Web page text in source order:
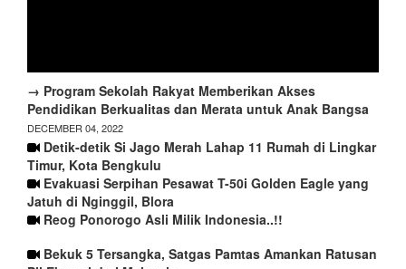
→ Program Sekolah Rakyat Memberikan Akses
Pendidikan Berkualitas dan Merata untuk Anak Bangsa
DECEMBER 04, 2022
Detik-detik Si Jago Merah Lahap 11 Rumah di Lingkar
Timur, Kota Bengkulu
Evakuasi Serpihan Pesawat T-50i Golden Eagle yang
Jatuh di Nginggil, Blora
Reog Ponorogo Asli Milik Indonesia..!!
Bekuk 5 Tersangka, Satgas Pamtas Amankan Ratusan